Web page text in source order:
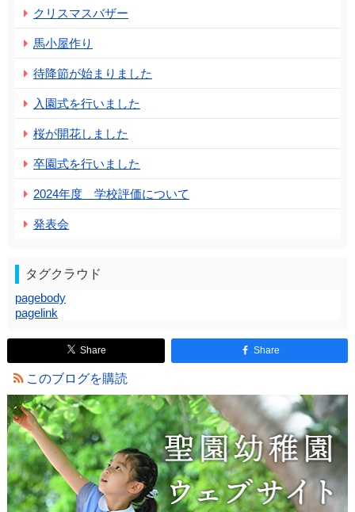
クリスマスバザー
馬小屋作り
待降節が始まりました
入園式を行いました
桜が開花しました
卒園式を行いました
2024年度 学校評価について
発表会
タグクラウド
pagebody
pagelink
Share Share
このブログを購読